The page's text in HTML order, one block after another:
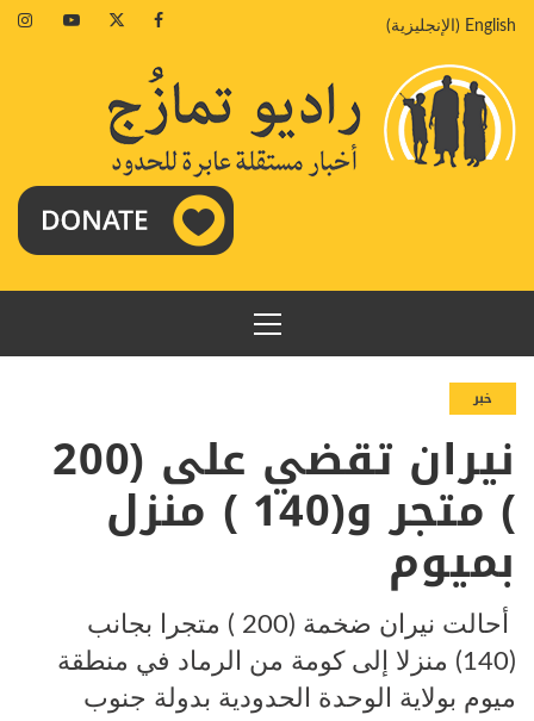
إلىEnglish
( الإنجليزية)
Facebook
Twitter
Youtube
القائمة
الرئيسية
خبر
نيران تقضي على (200
) متجر و(140 ) منزل
بميوم
أحالت نيران ضخمة (200 ) متجرا بجانب
(140) منزلا إلى كومة من الرماد في منطقة
ميوم بولاية الوحدة الحدودية بدولة جنوب